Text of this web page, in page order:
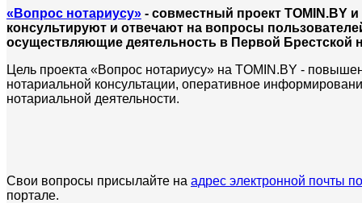
«Вопрос нотариусу» - совместный проект TOMIN.BY
консультируют и отвечают на вопросы
осуществляющие деятельность в Первой Брестской
Цель проекта «Вопрос нотариусу» на TOMIN.BY -
нотариальной консультации, оперативное
нотариальной деятельности.
Свои вопросы присылайте на адрес электронной почты
портале.